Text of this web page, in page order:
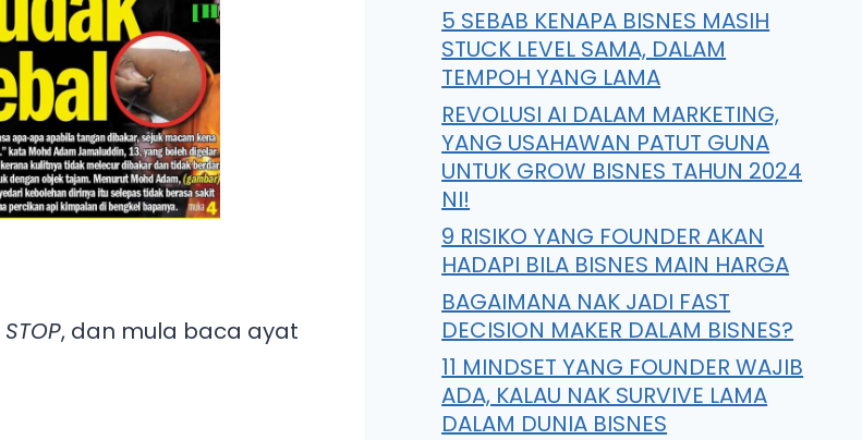
STOP, dan mula baca ayat
5 SEBAB KENAPA BISNES MASIH
STUCK LEVEL SAMA, DALAM
TEMPOH YANG LAMA
REVOLUSI AI DALAM MARKETING,
YANG USAHAWAN PATUT GUNA
UNTUK GROW BISNES TAHUN 2024
NI!
9 RISIKO YANG FOUNDER AKAN
HADAPI BILA BISNES MAIN HARGA
BAGAIMANA NAK JADI FAST
DECISION MAKER DALAM BISNES?
11 MINDSET YANG FOUNDER WAJIB
ADA, KALAU NAK SURVIVE LAMA
DALAM DUNIA BISNES